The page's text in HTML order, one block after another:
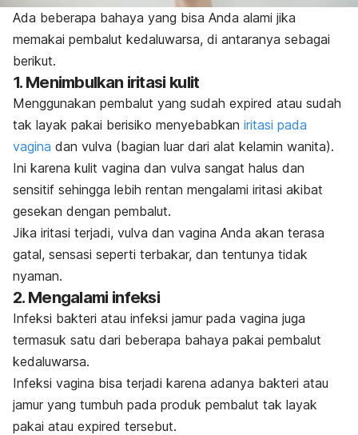
Ada beberapa bahaya yang bisa Anda alami jika
memakai pembalut kedaluwarsa, di antaranya sebagai
berikut.
1. Menimbulkan iritasi kulit
Menggunakan pembalut yang sudah expired atau sudah
tak layak pakai berisiko menyebabkan iritasi pada
vagina dan vulva (bagian luar dari alat kelamin wanita).
Ini karena kulit vagina dan vulva sangat halus dan
sensitif sehingga lebih rentan mengalami iritasi akibat
gesekan dengan pembalut.
Jika iritasi terjadi, vulva dan vagina Anda akan terasa
gatal, sensasi seperti terbakar, dan tentunya tidak
nyaman.
2. Mengalami infeksi
Infeksi bakteri atau infeksi jamur pada vagina juga
termasuk satu dari beberapa bahaya pakai pembalut
kedaluwarsa.
Infeksi vagina bisa terjadi karena adanya bakteri atau
jamur yang tumbuh pada produk pembalut tak layak
pakai atau expired tersebut.